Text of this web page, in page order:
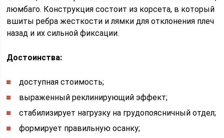
люмбаго. Конструкция состоит из корсета, в который
вшиты ребра жесткости и лямки для отклонения плеч
назад и их сильной фиксации.
Достоинства:
доступная стоимость;
выраженный реклинирующий эффект;
стабилизирует нагрузку на грудопоясничный отдел;
формирует правильную осанку;